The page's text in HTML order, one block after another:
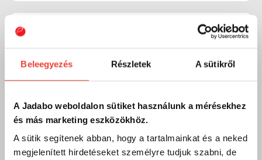
Beleegyezés Részletek A sütikről
A Jadabo weboldalon sütiket használunk a mérésekhez
és más marketing eszközökhöz.
A sütik segítenek abban, hogy a tartalmainkat és a neked
megjelenített hirdetéseket személyre tudjuk szabni, de
reklamációd van, oszd meg velünk emailben:
Gyik